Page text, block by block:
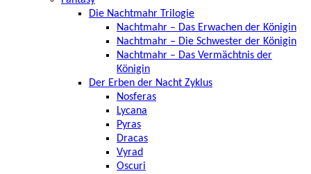
Die Nachtmahr Trilogie
Nachtmahr – Das Erwachen der Königin
Nachtmahr – Die Schwester der Königin
Nachtmahr – Das Vermächtnis der
Königin
Der Erben der Nacht Zyklus
Nosferas
Lycana
Pyras
Dracas
Vyrad
Oscuri